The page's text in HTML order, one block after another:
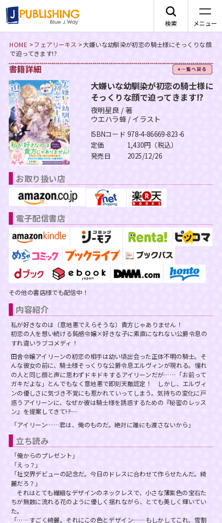
検索 メニュー
JA
レーベルから探す
arca comics
G-Lish
カクテルキス文庫
スフレコミックス
ロイヤルキス＆チュールキス
ピュールコミックス
フェアリーキス
Miacomics
BLUEMOON Novels
ペタル
G-Lish LiKo
ジャンルから探す
BLコミック
TLコミック
BLノベル
TLノベル
少女コミック
ライトノベル
全作品ジャンル一覧へ
ニュース
作品一覧
会社情報一覧
会社概要
採用情報
募集情報
PurComics募集情報
書店様向け試し読み・POPダウンロード
ご感想・お問合わせ
HOME >フェアリーキス >大嫌いな幼馴染が初恋の騎士様にそっくりな顔
で迫ってきます!?
書籍詳細
大嫌いな幼馴染が初恋の騎士様に
そっくりな顔で迫ってきます!?
夜明星良 / 著
ウエハラ蜂 / イラスト
ISBNコード 978-4-86669-823-6
定価
1,430円（税込）
発売日 2025/12/26
お取り扱い店
電子配信書店
その他の書店様でも配信中！
内容紹介
私が好きなのは（意地悪でえらそうな）貴方じゃありません！
初恋の人を想い続ける鈍感令嬢×好きな子に素直になれない公爵令息の
すれ違いラブコメディ！
田舎令嬢アイリーンの初恋の相手は幼い頃出会った正体不明の騎士。そ
んな彼女の前に、騎士様そっくりな公爵令息エルヴィンが現れる。憧れ
の人と同じ顔と声に思わずドキドキするアイリーンだが……「お前って
ガキだよな」とんでもなく意地悪で即刻天敵認定！ しかし、エルヴィ
ンの優しさに気づき不覚にも惹かれていってしまう。気持ちの変化に戸
惑うアイリーンに、なぜか彼は騎士様を誘惑するための『秘密のレッス
ン』を提案してきて――!?
「アイリーン……君は、俺のものだ。絶対に――誰にも渡さないから」
立ち読み
「俺からのプレゼント」
「えっ？」
「社交界デビューの記念だ。今日のドレスに合わせて作らせたんだ。綺
麗だろ？」
それはとても繊細なデザインのネックレスで、小さな薄紫色の宝石た
ちが無数に流れる花のように優しく揺れながら、とても美しく輝いてい
た。
「……すごく綺麗。それにこの色とデザイン……もしかしてこれ、雪割